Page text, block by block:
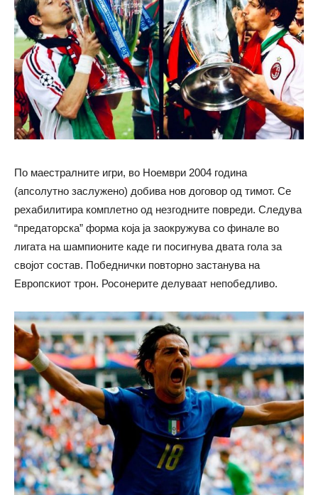
По маестралните игри, во Ноември 2004 година
(апсолутно заслужено) добива нов договор од тимот. Се
рехабилитира комплетно од незгодните повреди. Следува
“предаторска” форма која ја заокружува со финале во
лигата на шампионите каде ги посигнува двата гола за
својот состав. Победнички повторно застанува на
Европскиот трон. Росонерите делуваат непобедливо.